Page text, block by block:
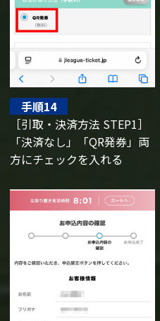
手順14
［引取・決済方法 STEP1］
「決済なし」「QR発券」両
方にチェックを入れる